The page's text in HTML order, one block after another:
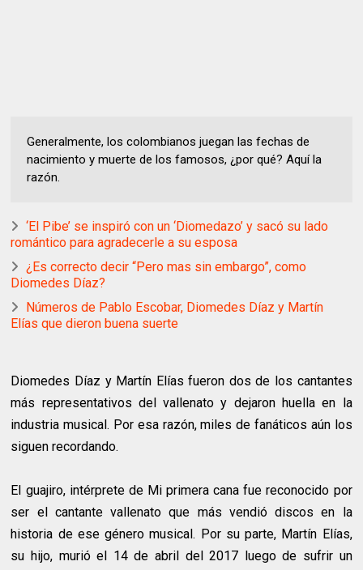
Generalmente, los colombianos juegan las fechas de
nacimiento y muerte de los famosos, ¿por qué? Aquí la
razón.
‘El Pibe’ se inspiró con un ‘Diomedazo’ y sacó su lado
romántico para agradecerle a su esposa
¿Es correcto decir “Pero mas sin embargo”, como
Diomedes Díaz?
Números de Pablo Escobar, Diomedes Díaz y Martín
Elías que dieron buena suerte
Diomedes Díaz y Martín Elías fueron dos de los cantantes
más representativos del vallenato y dejaron huella en la
industria musical. Por esa razón, miles de fanáticos aún los
siguen recordando.
El guajiro, intérprete de Mi primera cana fue reconocido por
ser el cantante vallenato que más vendió discos en la
historia de ese género musical. Por su parte, Martín Elías,
su hijo, murió el 14 de abril del 2017 luego de sufrir un